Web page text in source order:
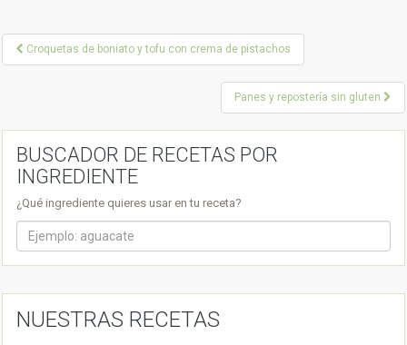
P
t
i
g
Croquetas de boniato y tofu con crema de pistachos
Panes y repostería sin gluten
BUSCADOR DE RECETAS POR
INGREDIENTE
¿Qué ingrediente quieres usar en tu receta?
NUESTRAS RECETAS